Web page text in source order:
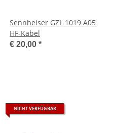
Sennheiser GZL 1019 A05
HF-Kabel
€ 20,00 *
NICHT VERFÜGBAR